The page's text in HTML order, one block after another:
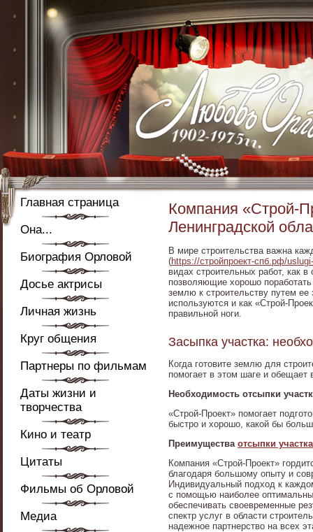
Главная страница
Она...
Биография Орловой
Досье актрисы
Личная жизнь
Круг общения
Партнеры по фильмам
Даты жизни и
творчества
Кино и театр
Цитаты
Фильмы об Орловой
Медиа
Компания «Строй-
Ленинградской
В мире строительства важна
(https://стройпроект-спб.рф/
видах строительных работ, как
позволяющие хорошо
землю к строительству путем
используются и как «Строй-
правильной ноги.
Засыпка участка:
Когда готовите землю для
помогает в этом шаге и обещает
Необходимость отсыпки
«Строй-Проект» помогает
быстро и хорошо, какой бы
Преимущества отсыпки
Компания «Строй-Проект»
благодаря большому опыту и
Индивидуальный подход к
с помощью наиболее
обеспечивать своевременные
спектр услуг в области
надежное партнерство на всех